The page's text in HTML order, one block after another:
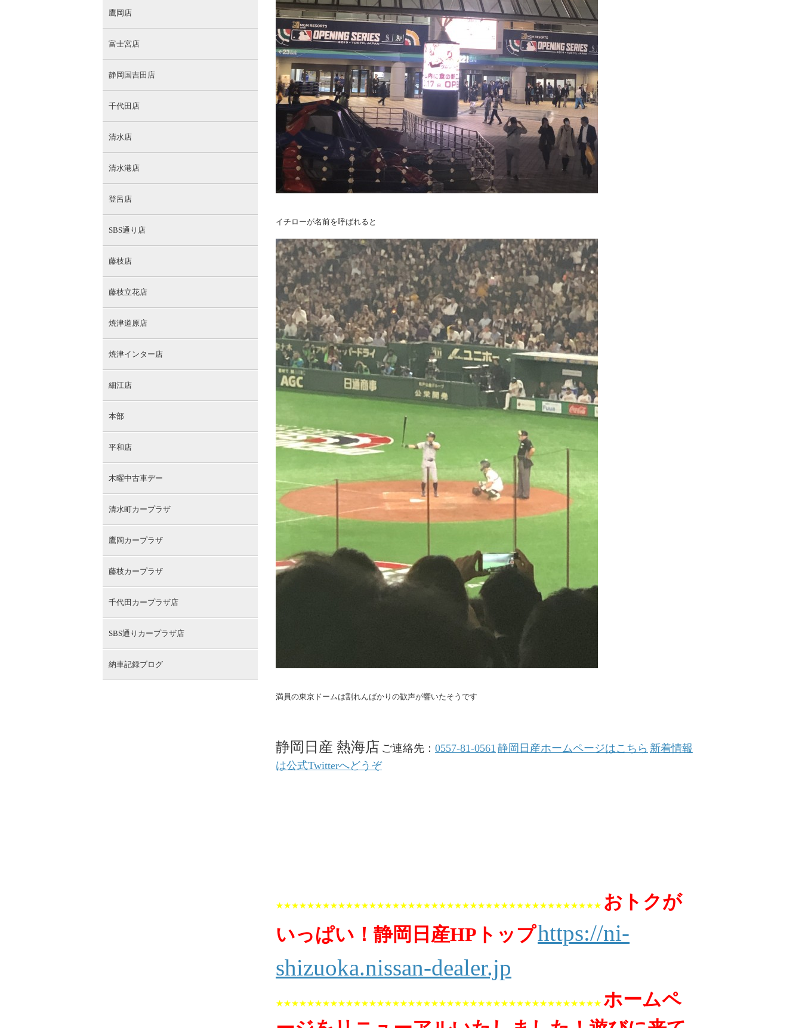
イチローが名前を呼ばれると
満員の東京ドームは割れんばかりの歓声が響いたそうです
静岡日産 熱海店 ご連絡先： 0557-81-0561 静岡日産ホームページはこちら 新着情報
は公式Twitterへどうぞ
★★★★★★★★★★★★★★★★★★★★★★★★★★★★★★★★★★★★★★★★★★ おトクが
いっぱい！静岡日産HPトップhttps://ni-
shizuoka.nissan-dealer.jp
★★★★★★★★★★★★★★★★★★★★★★★★★★★★★★★★★★★★★★★★★★ ホームペ
鷹岡店
富士宮店
静岡国吉田店
千代田店
清水店
清水港店
登呂店
SBS通り店
藤枝店
藤枝立花店
焼津道原店
焼津インター店
細江店
本部
平和店
木曜中古車デー
清水町カープラザ
鷹岡カープラザ
藤枝カープラザ
千代田カープラザ店
SBS通りカープラザ店
納車記録ブログ